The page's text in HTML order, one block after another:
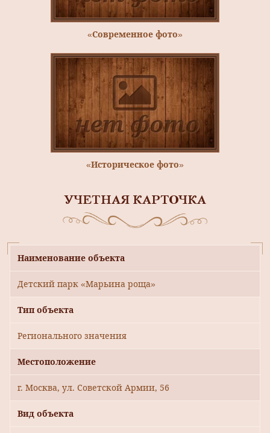
«Современное фото»
«Историческое фото»
УЧЕТНАЯ КАРТОЧКА
Наименование объекта
Детский парк «Марьина роща»
Тип объекта
Регионального значения
Местоположение
г. Москва, ул. Советской Армии, 56
Вид объекта